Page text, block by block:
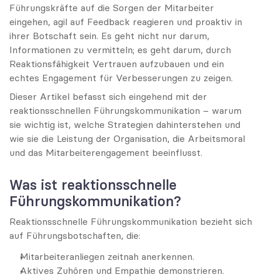
Führungskräfte auf die Sorgen der Mitarbeiter
eingehen, agil auf Feedback reagieren und proaktiv in
ihrer Botschaft sein. Es geht nicht nur darum,
Informationen zu vermitteln; es geht darum, durch
Reaktionsfähigkeit Vertrauen aufzubauen und ein
echtes Engagement für Verbesserungen zu zeigen.
Dieser Artikel befasst sich eingehend mit der
reaktionsschnellen Führungskommunikation – warum
sie wichtig ist, welche Strategien dahinterstehen und
wie sie die Leistung der Organisation, die Arbeitsmoral
und das Mitarbeiterengagement beeinflusst.
Was ist reaktionsschnelle
Führungskommunikation?
Reaktionsschnelle Führungskommunikation bezieht sich
auf Führungsbotschaften, die:
Mitarbeiteranliegen zeitnah anerkennen.
Aktives Zuhören und Empathie demonstrieren.